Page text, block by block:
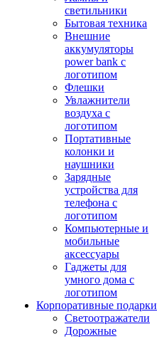
светильники
Бытовая техника
Внешние
аккумуляторы
power bank с
логотипом
Флешки
Увлажнители
воздуха с
логотипом
Портативные
колонки и
наушники
Зарядные
устройства для
телефона с
логотипом
Компьютерные и
мобильные
аксессуары
Гаджеты для
умного дома с
логотипом
Корпоративные подарки
Светоотражатели
Дорожные